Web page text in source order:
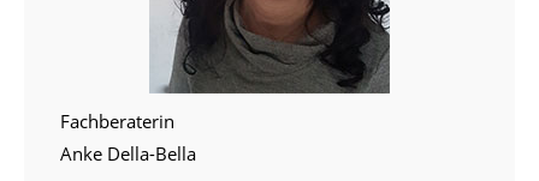
Fachberaterin
Anke Della-Bella